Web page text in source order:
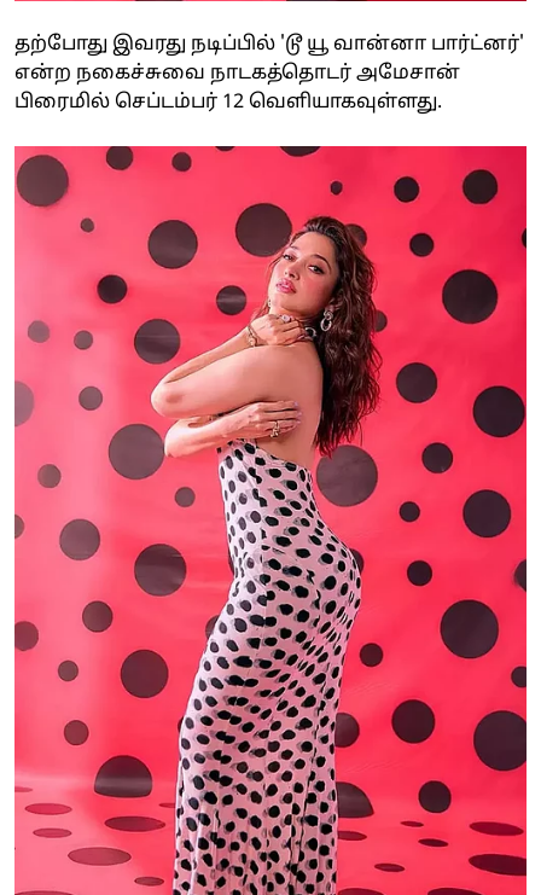
தற்போது இவரது நடிப்பில் 'டூ யூ வான்னா பார்ட்னர்'
என்ற நகைச்சுவை நாடகத்தொடர் அமேசான்
பிரைமில் செப்டம்பர் 12 வெளியாகவுள்ளது.